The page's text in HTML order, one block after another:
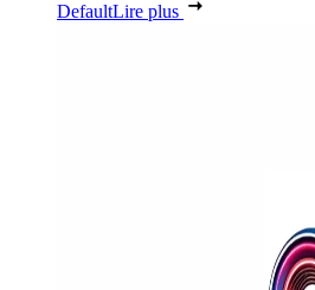
DefaultLire plus